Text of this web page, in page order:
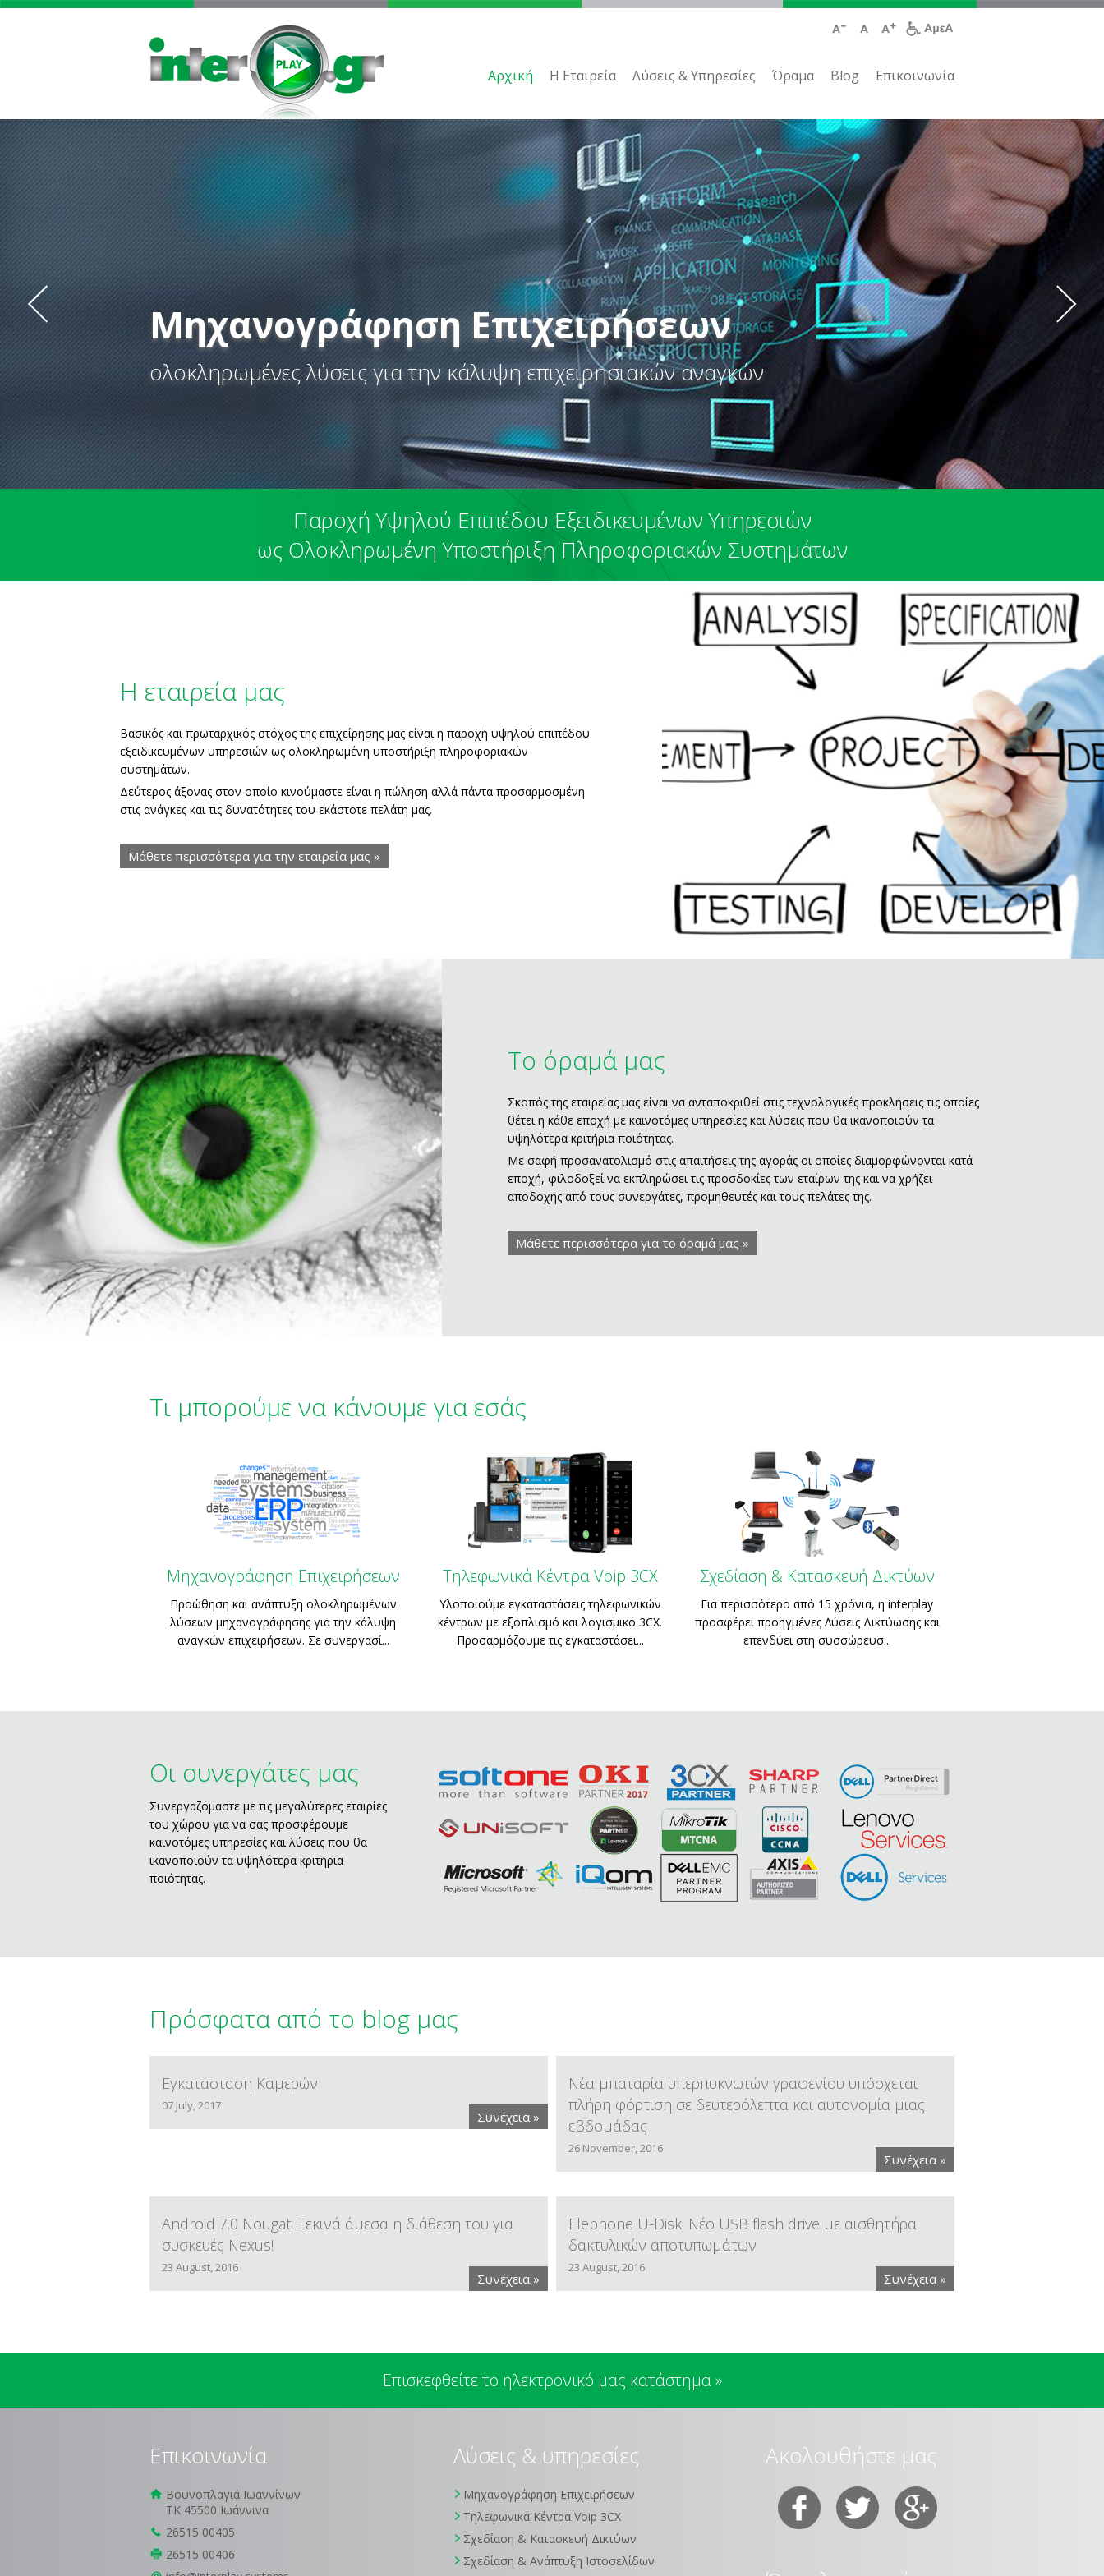
Αρχική H Εταιρεία Λύσεις & Υπηρεσίες Όραμα Blog Επικοινωνία
Μηχανογράφηση Επιχειρήσεων
ολοκληρωμένες λύσεις για την κάλυψη επιχειρησιακών αναγκών
Παροχή Υψηλού Επιπέδου Εξειδικευμένων Υπηρεσιών
ως Ολοκληρωμένη Υποστήριξη Πληροφοριακών Συστημάτων
Η εταιρεία μας
Βασικός και πρωταρχικός στόχος της επιχείρησης μας είναι η παροχή υψηλού επιπέδου
εξειδικευμένων υπηρεσιών ως ολοκληρωμένη υποστήριξη πληροφοριακών
συστημάτων.
Δεύτερος άξονας στον οποίο κινούμαστε είναι η πώληση αλλά πάντα προσαρμοσμένη
στις ανάγκες και τις δυνατότητες του εκάστοτε πελάτη μας.
Μάθετε περισσότερα για την εταιρεία μας »
Το όραμά μας
Σκοπός της εταιρείας μας είναι να ανταποκριθεί στις τεχνολογικές προκλήσεις τις οποίες
θέτει η κάθε εποχή με καινοτόμες υπηρεσίες και λύσεις που θα ικανοποιούν τα
υψηλότερα κριτήρια ποιότητας.
Με σαφή προσανατολισμό στις απαιτήσεις της αγοράς οι οποίες διαμορφώνονται κατά
εποχή, φιλοδοξεί να εκπληρώσει τις προσδοκίες των εταίρων της και να χρήζει
αποδοχής από τους συνεργάτες, προμηθευτές και τους πελάτες της.
Μάθετε περισσότερα για το όραμά μας »
Τι μπορούμε να κάνουμε για εσάς
Μηχανογράφηση Επιχειρήσεων
Προώθηση και ανάπτυξη ολοκληρωμένων
λύσεων μηχανογράφησης για την κάλυψη
αναγκών επιχειρήσεων. Σε συνεργασί...
Τηλεφωνικά Κέντρα Voip 3CX
Υλοποιούμε εγκαταστάσεις τηλεφωνικών
κέντρων με εξοπλισμό και λογισμικό 3CX.
Προσαρμόζουμε τις εγκαταστάσει...
Σχεδίαση & Κατασκευή Δικτύων
Για περισσότερο από 15 χρόνια, η interplay
προσφέρει προηγμένες Λύσεις Δικτύωσης και
επενδύει στη συσσώρευσ...
Οι συνεργάτες μας
Συνεργαζόμαστε με τις μεγαλύτερες εταιρίες
του χώρου για να σας προσφέρουμε
καινοτόμες υπηρεσίες και λύσεις που θα
ικανοποιούν τα υψηλότερα κριτήρια
ποιότητας.
Πρόσφατα από το blog μας
Εγκατάσταση Καμερών
07 July, 2017
Συνέχεια »
Νέα μπαταρία υπερπυκνωτών γραφενίου υπόσχεται
πλήρη φόρτιση σε δευτερόλεπτα και αυτονομία μιας
εβδομάδας
26 November, 2016
Συνέχεια »
Android 7.0 Nougat: Ξεκινά άμεσα η διάθεση του για
συσκευές Nexus!
23 August, 2016
Συνέχεια »
Elephone U-Disk: Νέο USB flash drive με αισθητήρα
δακτυλικών αποτυπωμάτων
23 August, 2016
Συνέχεια »
Επισκεφθείτε το ηλεκτρονικό μας κατάστημα »
Επικοινωνία
Βουνοπλαγιά Ιωαννίνων
TK 45500 Ιωάννινα
26515 00405
26515 00406
Λύσεις & υπηρεσίες
Μηχανογράφηση Επιχειρήσεων
Τηλεφωνικά Κέντρα Voip 3CX
Σχεδίαση & Κατασκευή Δικτύων
Σχεδίαση & Ανάπτυξη Ιστοσελίδων
Ακολουθήστε μας